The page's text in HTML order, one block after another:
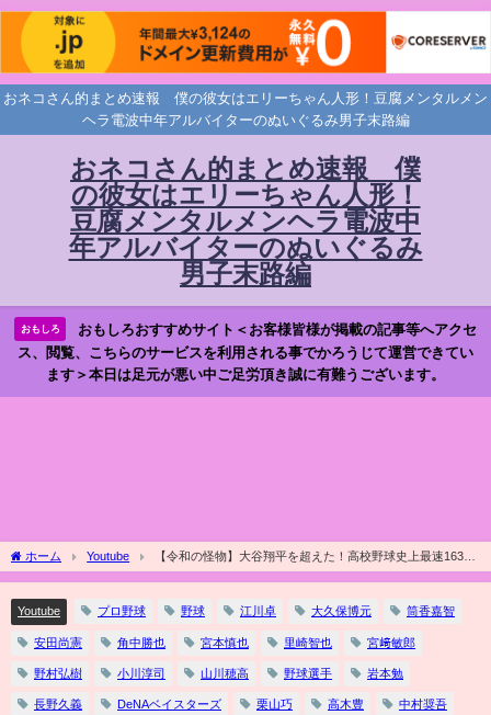
おネコさん的まとめ速報 僕の彼女はエリーちゃん人形！豆腐メンタルメン
ヘラ電波中年アルバイターのぬいぐるみ男子末路編
おネコさん的まとめ速報 僕
の彼女はエリーちゃん人形！
豆腐メンタルメンヘラ電波中
年アルバイターのぬいぐるみ
男子末路編
おもしろ
おもしろおすすめサイト＜お客様皆様が掲載の記事等へアクセ
ス、閲覧、こちらのサービスを利用される事でかろうじて運営できてい
ます＞本日は足元が悪い中ご足労頂き誠に有難うございます。
ホーム Youtube
【令和の怪物】大谷翔平を超えた！高校野球史上最速163キ
ロの大物が現れた！
Youtube プロ野球 野球 江川卓 大久保博元 筒香嘉智
安田尚憲 角中勝也 宮本慎也 里崎智也 宮﨑敏郎
野村弘樹 小川淳司 山川穂高 野球選手 岩本勉
長野久義 DeNAベイスターズ 栗山巧 高木豊 中村奨吾